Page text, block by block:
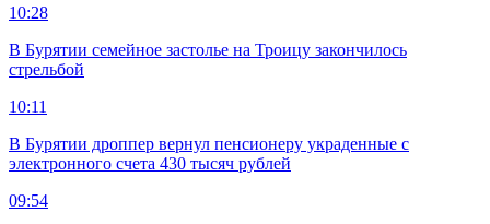
10:28
В Бурятии семейное застолье на Троицу закончилось
стрельбой
10:11
В Бурятии дроппер вернул пенсионеру украденные с
электронного счета 430 тысяч рублей
09:54